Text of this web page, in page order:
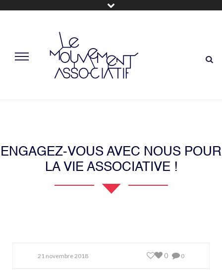
ENGAGEZ-VOUS AVEC NOUS POUR
LA VIE ASSOCIATIVE !
21 novembre 2018 0
0